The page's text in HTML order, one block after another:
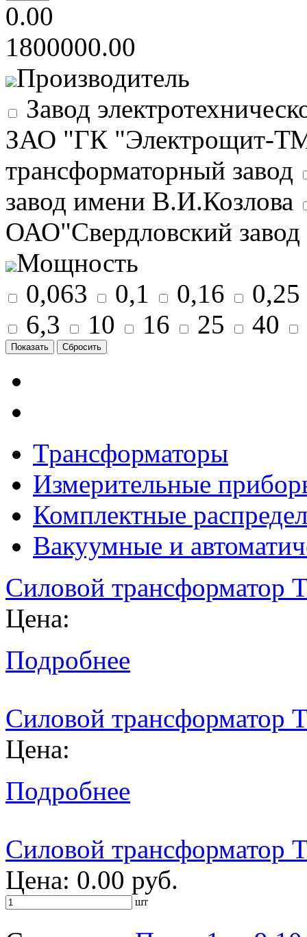
0.00
1800000.00
Производитель
Завод
ЗАО "ГК "Электрощит-
трансформаторный завод
завод имени В.И.Козлова
ОАО"Свердловский завод
Мощность
0,063
0,1 0,16
0,25
6,3
10 16 25 40
Трансформаторы
Измерительные
Комплектные
Вакуумные и
Силовой трансформатор
Цена:
Подробнее
Силовой трансформатор
Цена:
Подробнее
Силовой трансформатор
Цена: 0.00 руб.
шт